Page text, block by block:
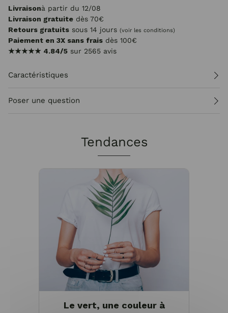
Livraisonà partir du 12/08
Livraison gratuite dès 70€
Retours gratuits sous 14 jours (voir les conditions)
Paiement en 3X sans frais dès 100€
★★★★★ 4.84/5 sur 2565 avis
Caractéristiques
Poser une question
Tendances
Le vert, une couleur à